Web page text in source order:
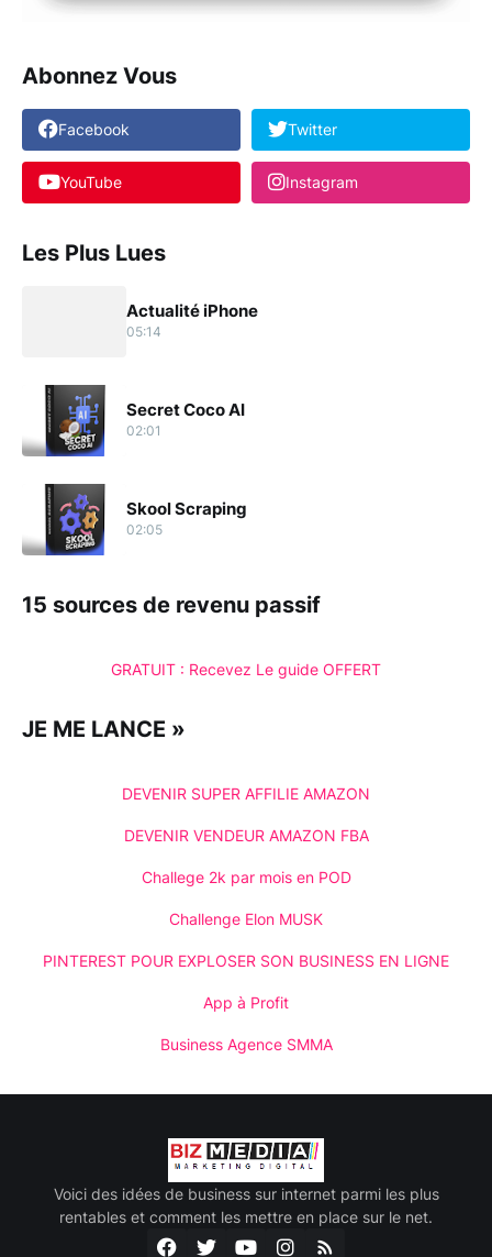
Abonnez Vous
Facebook Twitter
YouTube Instagram
Les Plus Lues
Actualité iPhone
05:14
Secret Coco AI
02:01
Skool Scraping
02:05
15 sources de revenu passif
GRATUIT : Recevez Le guide OFFERT
JE ME LANCE »
DEVENIR SUPER AFFILIE AMAZON
DEVENIR VENDEUR AMAZON FBA
Challege 2k par mois en POD
Challenge Elon MUSK
PINTEREST POUR EXPLOSER SON BUSINESS EN LIGNE
App à Profit
Business Agence SMMA
Voici des idées de business sur internet parmi les plus
rentables et comment les mettre en place sur le net.